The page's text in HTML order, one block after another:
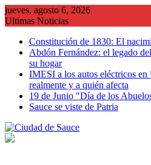
Saltar
al
jueves, agosto 6, 2026
Ultimas Noticias
Constitución de 1830: El
Abdón Fernández: el legado
su hogar
IMESI a los autos eléctricos en
realmente y a quién afecta
19 de Junio "Día de los
Sauce se viste de Patria